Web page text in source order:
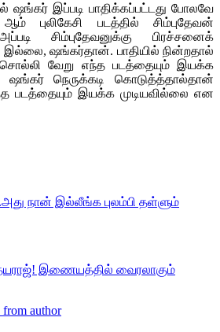
ஷங்கர் இப்படி பாதிக்கப்பட்டது போலவே
படத்தில் சிம்புதேவன்
சிம்புதேவனுக்கு பிரச்சனைக்
இல்லை, ஷங்கர்தான். பாதியில் நின்றதால்
வேறு எந்த படத்தையும் இயக்க
ஷங்கர் நெருக்கடி கொடுத்த்தால்தான்
படத்தையும் இயக்க முடியவில்லை என
நான் இல்லீங்க புலம்பி தள்ளும்
இணையத்தில் வைரலாகும்
author